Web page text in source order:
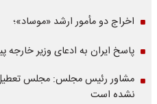
اخراج دو مأمور ارشد «موساد»؛
پاسخ ایران به ادعای وزیر خارجه
مشاور رئیس مجلس: مجلس
نشده است